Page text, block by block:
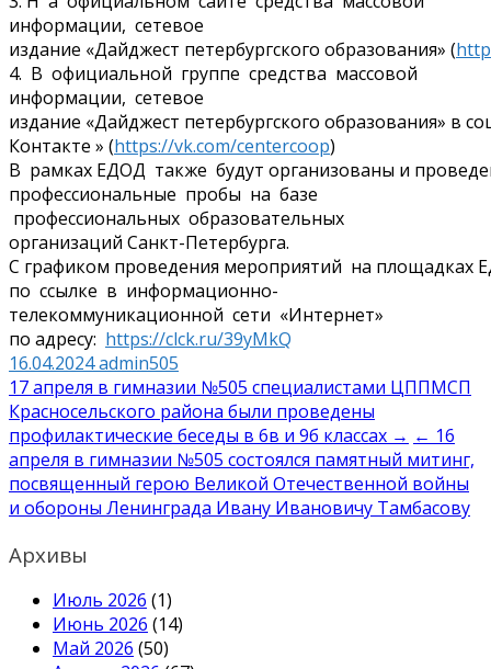
информации, сетевое
издание «Дайджест петербургского образования» (
4. В официальной группе средства массовой
информации, сетевое
издание «Дайджест петербургского образования» в
Контакте » (https://vk.com/centercoop)
В рамках ЕДОД также будут организованы и
профессиональные пробы на базе
профессиональных образовательных
организаций Санкт-Петербурга.
С графиком проведения мероприятий на площадках
по ссылке в информационно-
телекоммуникационной сети «Интернет»
по адресу: https://clck.ru/39yMkQ
16.04.2024admin505
Навигация
по
записям
17 апреля в гимназии №505 специалистами ЦППМСП
Красносельского района были проведены
профилактические беседы в 6в и 9б классах → ← 16
апреля в гимназии №505 состоялся памятный митинг,
посвященный герою Великой Отечественной войны
и обороны Ленинграда Ивану Ивановичу Тамбасову
Архивы
Июль 2026 (1)
Июнь 2026 (14)
Май 2026 (50)